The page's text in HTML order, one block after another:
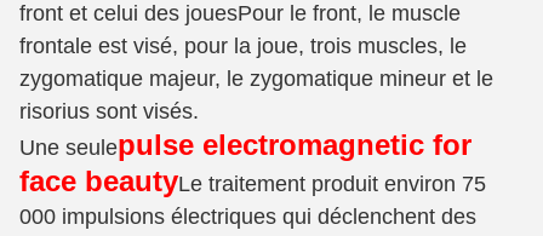
front et celui des jouesPour le front, le muscle
frontale est visé, pour la joue, trois muscles, le
zygomatique majeur, le zygomatique mineur et le
risorius sont visés.
Une seulepulse electromagnetic for
face beautyLe traitement produit environ 75
000 impulsions électriques qui déclenchent des